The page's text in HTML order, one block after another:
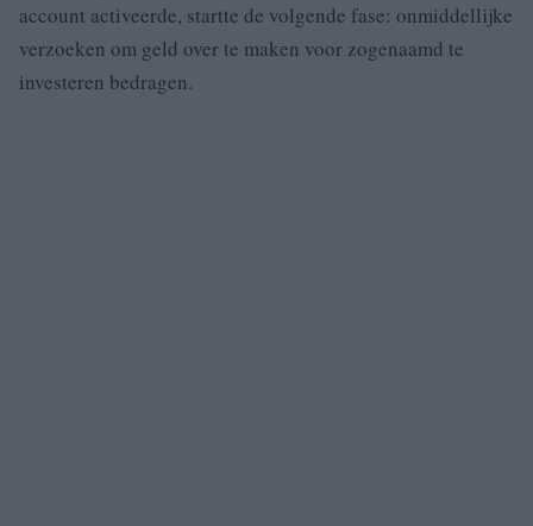
account activeerde, startte de volgende fase: onmiddellijke
verzoeken om geld over te maken voor zogenaamd te
investeren bedragen.